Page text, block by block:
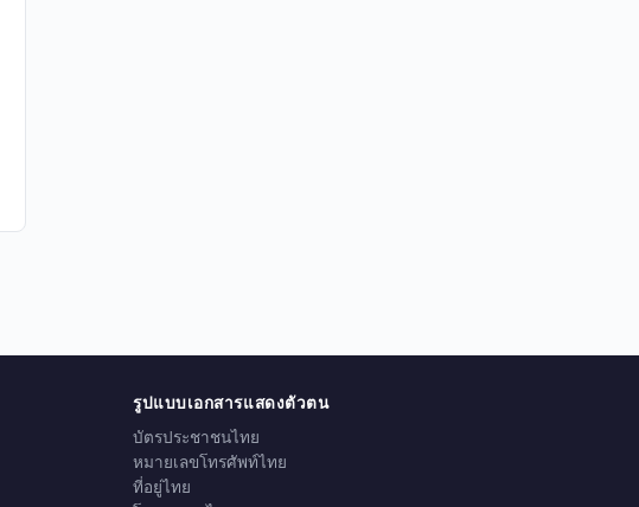
รูปแบบเอกสารแสดงตัวตน
บัตรประชาชนไทย
หมายเลขโทรศัพท์ไทย
ที่อยู่ไทย